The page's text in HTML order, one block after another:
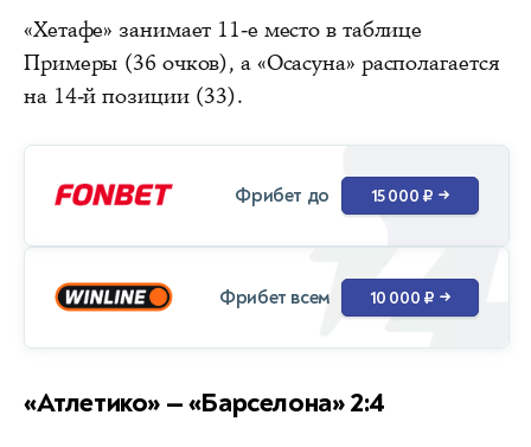
«Хетафе» занимает 11-е место в таблице
Примеры (36 очков), а «Осасуна» располагается
на 14-й позиции (33).
Фрибет до 15 000 ₽ →
Фрибет всем 10 000 ₽ →
«Атлетико» — «Барселона» 2:4